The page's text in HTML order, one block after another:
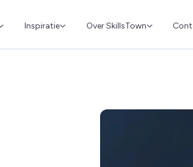
Inspiratie Over SkillsTown